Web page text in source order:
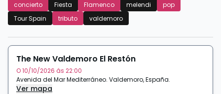
concierto Fiesta Flamenco melendi
pop
Tour Spain
tributo valdemoro
The New Valdemoro El Restón
O 10/10/2026 ás 22:00
Avenida del Mar Mediterráneo. Valdemoro,España.
Ver mapa